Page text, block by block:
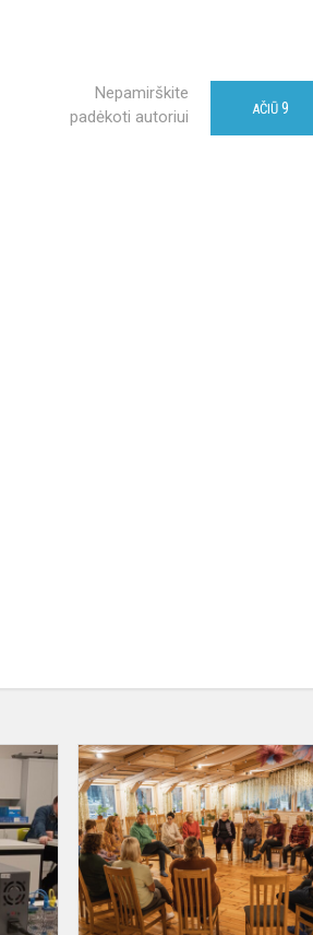
Nepamirškite
padėkoti autoriui
AČIŪ 9
Mokytojai
lankėsi
Utenos
STEAM
centre